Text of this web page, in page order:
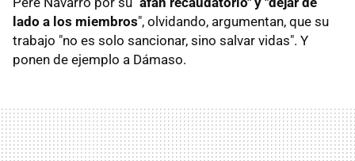
lado a los miembros", olvidando, argumentan, que su
trabajo "no es solo sancionar, sino salvar vidas". Y
ponen de ejemplo a Dámaso.